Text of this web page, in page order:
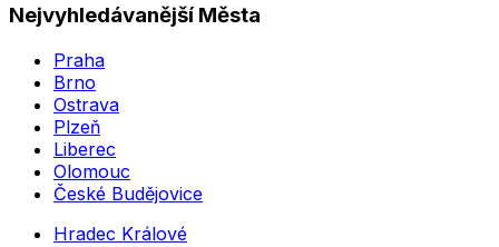
Nejvyhledávanější Města
Praha
Brno
Ostrava
Plzeň
Liberec
Olomouc
České Budějovice
Hradec Králové